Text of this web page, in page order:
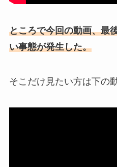
ところで今回の動画、最
い事態が発生した。
そこだけ見たい方は下の